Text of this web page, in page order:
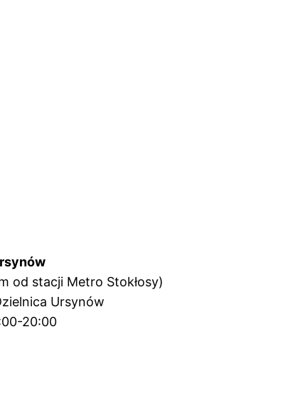
od stacji Metro Stokłosy)
Ursynów
20:00